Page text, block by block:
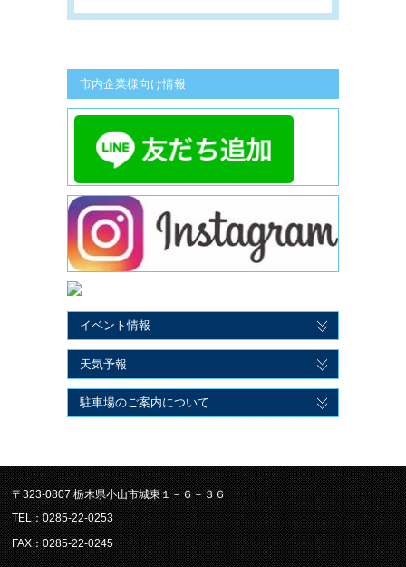
市内企業様向け情報
イベント情報
天気予報
駐車場のご案内について
〒323-0807 栃木県小山市城東１－６－３６
TEL：0285-22-0253
FAX：0285-22-0245